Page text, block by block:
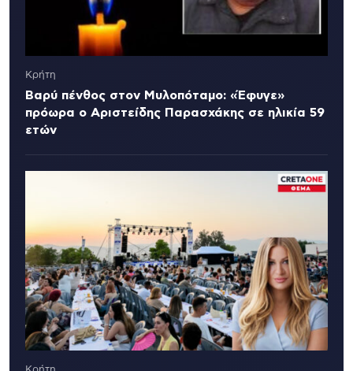
Κρήτη
Βαρύ πένθος στον Μυλοπόταμο: «Έφυγε»
πρόωρα ο Αριστείδης Παρασχάκης σε ηλικία 59
ετών